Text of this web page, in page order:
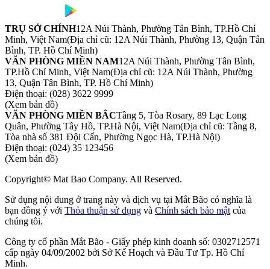
TRỤ SỞ CHÍNH12A Núi Thành, Phường Tân Bình, TP.Hồ Chí
Minh, Việt Nam(Địa chỉ cũ: 12A Núi Thành, Phường 13, Quận Tân
Bình, TP. Hồ Chí Minh)
VĂN PHÒNG MIỀN NAM12A Núi Thành, Phường Tân Bình,
TP.Hồ Chí Minh, Việt Nam(Địa chỉ cũ: 12A Núi Thành, Phường
13, Quận Tân Bình, TP. Hồ Chí Minh)
Điện thoại: (028) 3622 9999
(Xem bản đồ)
VĂN PHÒNG MIỀN BẮCTầng 5, Tòa Rosary, 89 Lạc Long
Quân, Phường Tây Hồ, TP.Hà Nội, Việt Nam(Địa chỉ cũ: Tầng 8,
Tòa nhà số 381 Đội Cấn, Phường Ngọc Hà, TP.Hà Nội)
Điện thoại: (024) 35 123456
(Xem bản đồ)
Copyright© Mat Bao Company. All Reserved.
Sử dụng nội dung ở trang này và dịch vụ tại Mắt Bão có nghĩa là
bạn đồng ý với Thỏa thuận sử dụng và Chính sách bảo mật của
chúng tôi.
Công ty cổ phần Mắt Bão - Giấy phép kinh doanh số: 0302712571
cấp ngày 04/09/2002 bởi Sở Kế Hoạch và Đầu Tư Tp. Hồ Chí
Minh.